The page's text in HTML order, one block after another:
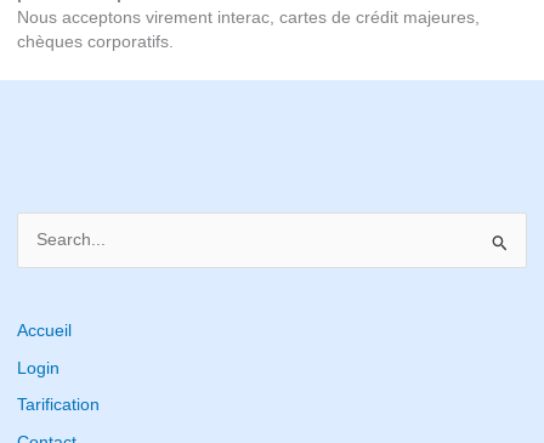
Nous acceptons virement interac, cartes de crédit majeures,
chèques corporatifs.
r
c
Accueil
Login
Tarification